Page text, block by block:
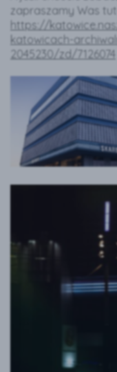
zapraszamy Was
https://
katowicach-
2045230/zd/7126074